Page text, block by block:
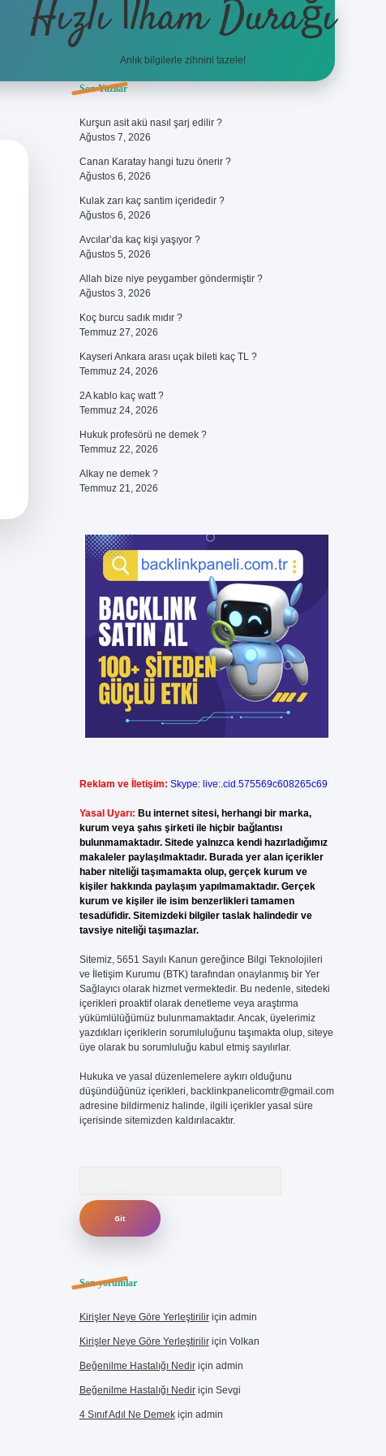
Hızlı İlham Durağı
Anlık bilgilerle zihnini tazele!
Sidebar
Son Yazılar
Kurşun asit akü nasıl şarj edilir ?
Ağustos 7, 2026
Canan Karatay hangi tuzu önerir ?
Ağustos 6, 2026
Kulak zarı kaç santim içeridedir ?
Ağustos 6, 2026
Avcılar’da kaç kişi yaşıyor ?
Ağustos 5, 2026
Allah bize niye peygamber göndermiştir ?
Ağustos 3, 2026
Koç burcu sadık mıdır ?
Temmuz 27, 2026
Kayseri Ankara arası uçak bileti kaç TL ?
Temmuz 24, 2026
2A kablo kaç watt ?
Temmuz 24, 2026
Hukuk profesörü ne demek ?
Temmuz 22, 2026
Alkay ne demek ?
Temmuz 21, 2026
Reklam ve İletişim: Skype: live:.cid.575569c608265c69
Yasal Uyarı: Bu internet sitesi, herhangi bir marka,
kurum veya şahıs şirketi ile hiçbir bağlantısı
bulunmamaktadır. Sitede yalnızca kendi hazırladığımız
makaleler paylaşılmaktadır. Burada yer alan içerikler
haber niteliği taşımamakta olup, gerçek kurum ve
kişiler hakkında paylaşım yapılmamaktadır. Gerçek
kurum ve kişiler ile isim benzerlikleri tamamen
tesadüfidir. Sitemizdeki bilgiler taslak halindedir ve
tavsiye niteliği taşımazlar.
Sitemiz, 5651 Sayılı Kanun gereğince Bilgi Teknolojileri
ve İletişim Kurumu (BTK) tarafından onaylanmış bir Yer
Sağlayıcı olarak hizmet vermektedir. Bu nedenle, sitedeki
içerikleri proaktif olarak denetleme veya araştırma
yükümlülüğümüz bulunmamaktadır. Ancak, üyelerimiz
yazdıkları içeriklerin sorumluluğunu taşımakta olup, siteye
üye olarak bu sorumluluğu kabul etmiş sayılırlar.
Hukuka ve yasal düzenlemelere aykırı olduğunu
düşündüğünüz içerikleri, backlinkpanelicomtr@gmail.com
adresine bildirmeniz halinde, ilgili içerikler yasal süre
içerisinde sitemizden kaldırılacaktır.
Son yorumlar
Kirişler Neye Göre Yerleştiriliriçin admin
Kirişler Neye Göre Yerleştiriliriçin Volkan
Beğenilme Hastalığı Nediriçin admin
Beğenilme Hastalığı Nediriçin Sevgi
4 Sınıf Adıl Ne Demekiçin admin